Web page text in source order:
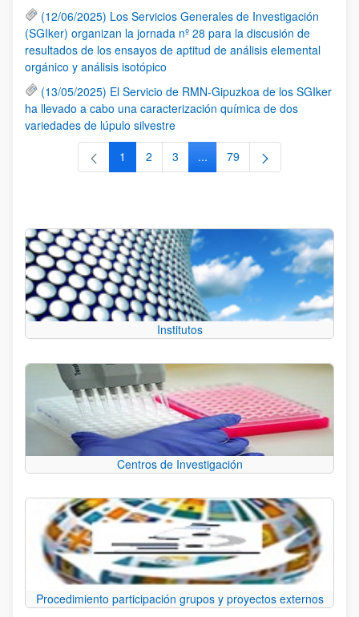
(12/06/2025) Los Servicios Generales de Investigación
(SGIker) organizan la jornada nº 28 para la discusión de
resultados de los ensayos de aptitud de análisis elemental
orgánico y análisis isotópico
(13/05/2025) El Servicio de RMN-Gipuzkoa de los SGIker
ha llevado a cabo una caracterización química de dos
variedades de lúpulo silvestre
Página
1 Página
2 Página
3 ...Páginas intermedias Use TAB
Página
79
Institutos
Centros de Investigación
Procedimiento participación grupos y proyectos externos